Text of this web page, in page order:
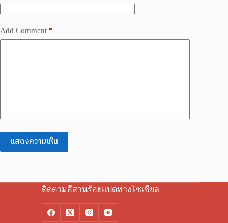
Add Comment *
แสดงความเห็น
ติดตามอีสานร้อยแปดทางโซเชียล